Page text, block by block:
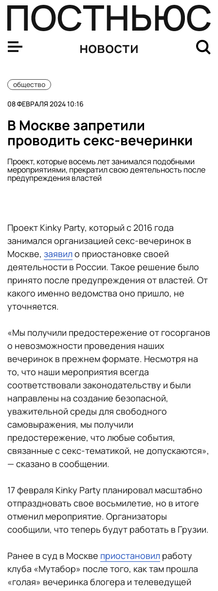
новости
общество
08 ФЕВРАЛЯ 2024 10:16
В Москве запретили
проводить секс-вечеринки
Проект, которые восемь лет занимался подобными
мероприятиями, прекратил свою деятельность после
предупреждения властей
Проект Kinky Party, который с 2016 года
занимался организацией секс-вечеринок в
Москве, заявило приостановке своей
деятельности в России. Такое решение было
принято после предупреждения от властей. От
какого именно ведомства оно пришло, не
уточняется.
«Мы получили предостережение от госорганов
о невозможности проведения наших
вечеринок в прежнем формате. Несмотря на
то, что наши мероприятия всегда
соответствовали законодательству и были
направлены на создание безопасной,
уважительной среды для свободного
самовыражения, мы получили
предостережение, что любые события,
связанные с секс-тематикой, не допускаются»,
— сказано в сообщении.
17 февраля Kinky Party планировал масштабно
отпраздновать свое восьмилетие, но в итоге
отменил мероприятие. Организаторы
сообщили, что теперь будут работать в Грузии.
Ранее в суд в Москве приостановил работу
клуба «Мутабор» после того, как там прошла
«голая» вечеринка блогера и телеведущей
На Колыме сломался единственный на сотни